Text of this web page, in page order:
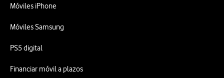
Móviles iPhone
Móviles Samsung
PS5 digital
Financiar móvil a plazos